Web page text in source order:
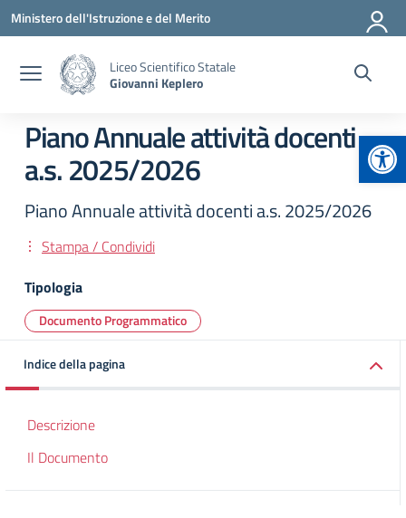
Vai ai contenuti
Vai al menu di navigazione
Vai al footer
Ministero dell'Istruzione e del Merito
Liceo Scientifico Statale
Giovanni Keplero
Piano Annuale attività docenti
a.s. 2025/2026
Piano Annuale attività docenti a.s. 2025/2026
Stampa / Condividi
Tipologia
Documento Programmatico
Indice della pagina
Descrizione
Il Documento